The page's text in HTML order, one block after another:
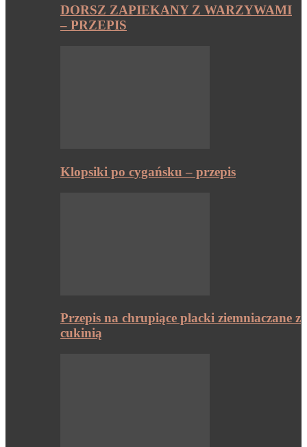
DORSZ ZAPIEKANY Z WARZYWAMI
– PRZEPIS
Klopsiki po cygańsku – przepis
Przepis na chrupiące placki ziemniaczane z
cukinią